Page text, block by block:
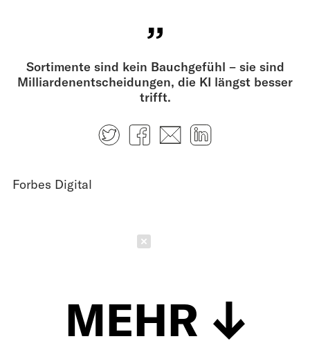
Sortimente sind kein Bauchgefühl – sie sind
Milliardenentscheidungen, die KI längst besser
trifft.
TwitterFacebook
E-mail
Forbes Digital
MEHR